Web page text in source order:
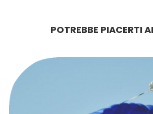
POTREBBE PIACERTI